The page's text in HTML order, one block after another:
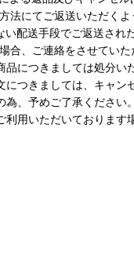
にてご返送いただくよ
配送手段でご返送され
、ご連絡をさせていた
につきましては処分い
つきましては、キャン
、予めご了承ください。
用いただいております